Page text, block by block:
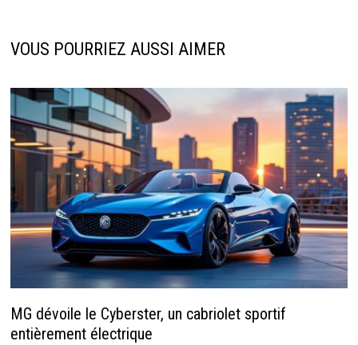
VOUS POURRIEZ AUSSI AIMER
MG dévoile le Cyberster, un cabriolet sportif
entièrement électrique